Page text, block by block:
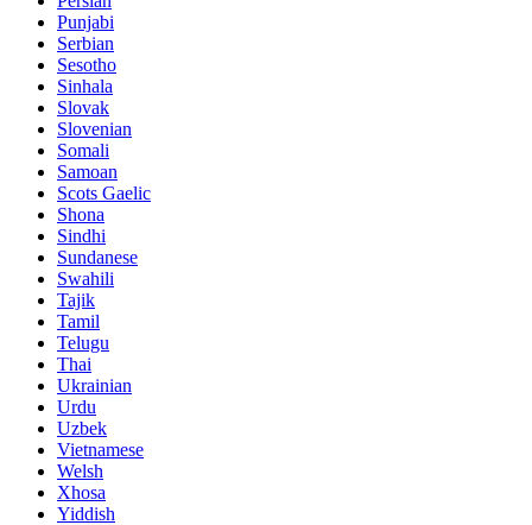
Punjabi
Serbian
Sesotho
Sinhala
Slovak
Slovenian
Somali
Samoan
Scots Gaelic
Shona
Sindhi
Sundanese
Swahili
Tajik
Tamil
Telugu
Thai
Ukrainian
Urdu
Uzbek
Vietnamese
Welsh
Xhosa
Yiddish